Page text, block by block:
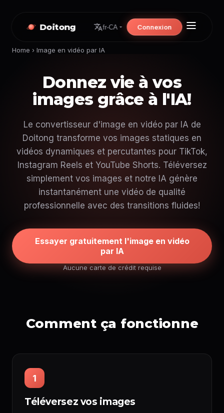
Doitong fr-CA Connexion
Home › Image en vidéo par IA
Donnez vie à vos
images grâce à l'IA!
Le convertisseur d'image en vidéo par IA de
Doitong transforme vos images statiques en
vidéos dynamiques et percutantes pour TikTok,
Instagram Reels et YouTube Shorts. Téléversez
simplement vos images et notre IA génère
instantanément une vidéo de qualité
professionnelle avec des transitions fluides!
Essayer gratuitement l'image en vidéo
par IA
Aucune carte de crédit requise
Comment ça fonctionne
1
Téléversez vos images